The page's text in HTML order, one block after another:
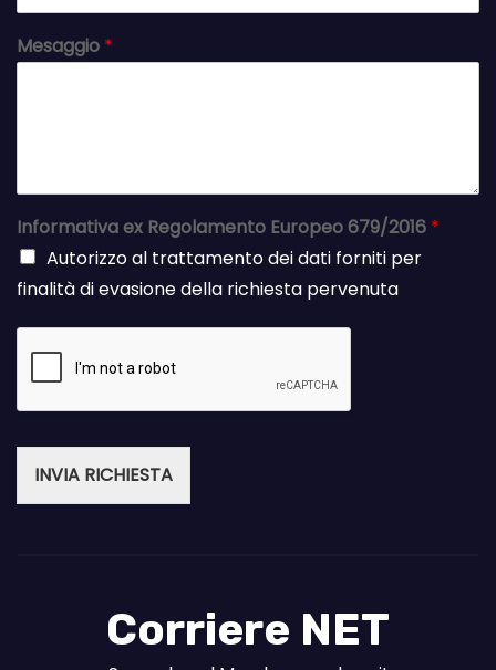
Mesaggio *
Informativa ex Regolamento Europeo 679/2016 *
Autorizzo al trattamento dei dati forniti per
finalità di evasione della richiesta pervenuta
INVIA RICHIESTA
Corriere NET